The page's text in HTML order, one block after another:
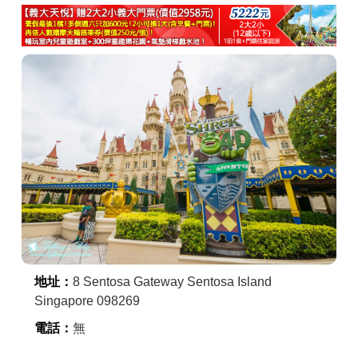
商家合作
聯絡我們
APP下載
地址： 8 Sentosa Gateway Sentosa Island
Singapore 098269
電話： 無